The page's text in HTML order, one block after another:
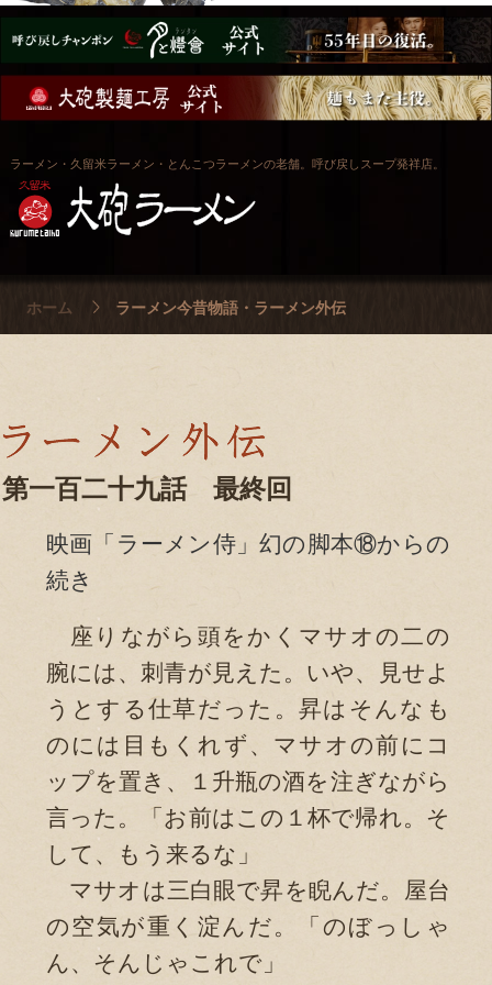
ラーメン・久留米ラーメン・とんこつラーメンの老舗。呼び戻しスープ発祥店。
ホーム ラーメン今昔物語・ラーメン外伝
第一百二十九話 最終回
映画「ラーメン侍」幻の脚本⑱からの
続き
座りながら頭をかくマサオの二の
腕には、刺青が見えた。いや、見せよ
うとする仕草だった。昇はそんなも
のには目もくれず、マサオの前にコ
ップを置き、１升瓶の酒を注ぎながら
言った。「お前はこの１杯で帰れ。そ
して、もう来るな」
マサオは三白眼で昇を睨んだ。屋台
の空気が重く淀んだ。「のぼっしゃ
ん、そんじゃこれで」